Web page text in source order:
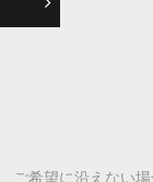
希望に沿えない場